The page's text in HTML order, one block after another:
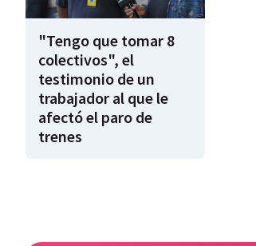
"Tengo que tomar 8
colectivos", el
testimonio de un
trabajador al que le
afectó el paro de
trenes